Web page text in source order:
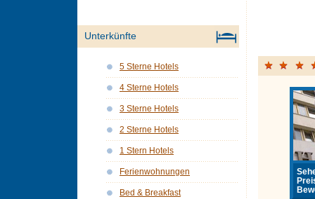
Unterkünfte
5 Sterne Hotels
4 Sterne Hotels
3 Sterne Hotels
2 Sterne Hotels
1 Stern Hotels
Ferienwohnungen
Bed & Breakfast